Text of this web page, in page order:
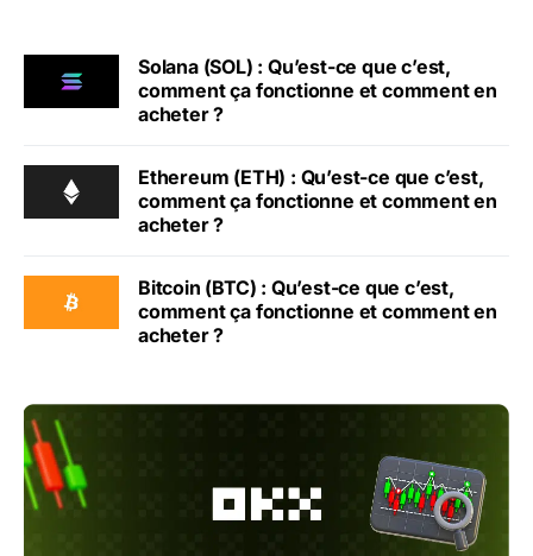
Solana (SOL) : Qu’est-ce que c’est,
comment ça fonctionne et comment en
acheter ?
Ethereum (ETH) : Qu’est-ce que c’est,
comment ça fonctionne et comment en
acheter ?
Bitcoin (BTC) : Qu’est-ce que c’est,
comment ça fonctionne et comment en
acheter ?